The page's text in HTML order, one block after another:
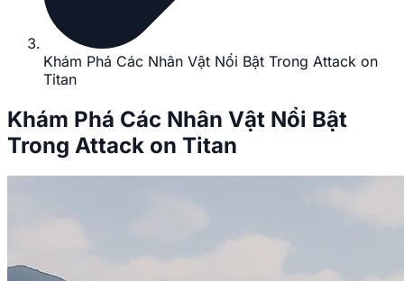
Khám Phá Các Nhân Vật Nổi Bật Trong Attack on
Titan
Khám Phá Các Nhân Vật Nổi Bật
Trong Attack on Titan